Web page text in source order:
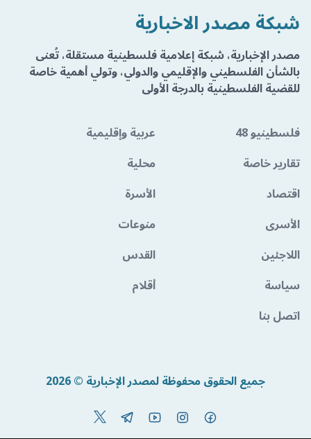
شبكة مصدر الاخبارية
مصدر الإخبارية، شبكة إعلامية فلسطينية مستقلة، تُعنى
بالشأن الفلسطيني والإقليمي والدولي، وتولي أهمية خاصة
للقضية الفلسطينية بالدرجة الأولى
فلسطينيو 48
عربية وإقليمية
تقارير خاصة
محلية
اقتصاد
الأسرة
الأسرى
منوعات
اللاجئين
القدس
سياسة
أقلام
اتصل بنا
جميع الحقوق محفوظة لمصدر الإخبارية © 2026